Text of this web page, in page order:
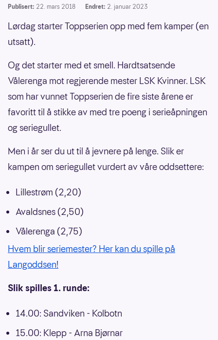
Publisert: 22. mars 2018 Endret: 2. januar 2023
Lørdag starter Toppserien opp med fem kamper (en
utsatt).
Og det starter med et smell. Hardtsatsende
Vålerenga mot regjerende mester LSK Kvinner. LSK
som har vunnet Toppserien de fire siste årene er
favoritt til å stikke av med tre poeng i serieåpningen
og seriegullet.
Men i år ser du ut til å jevnere på lenge. Slik er
kampen om seriegullet vurdert av våre oddsettere:
Lillestrøm (2,20)
Avaldsnes (2,50)
Vålerenga (2,75)
Hvem blir seriemester? Her kan du spille på
Langoddsen!
Slik spilles 1. runde:
14.00: Sandviken - Kolbotn
15.00: Klepp - Arna Bjørnar